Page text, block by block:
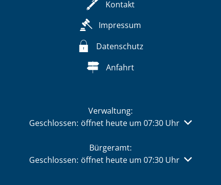
Kontakt
Impressum
Datenschutz
Anfahrt
Verwaltung:
Klicken, um weitere Öffnungs- oder Schließzeiten
Geschlossen: öffnet heute um 07:30 Uhr
Bürgeramt:
Klicken, um weitere Öffnungs- oder Schließzeiten
Geschlossen: öffnet heute um 07:30 Uhr